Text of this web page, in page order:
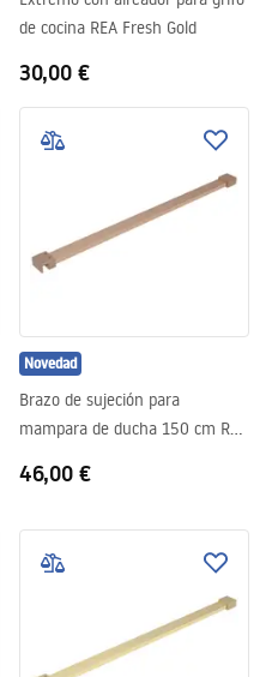
de cocina REA Fresh Gold
30,00 €
Novedad
Brazo de sujeción para
mampara de ducha 150 cm Rea
46,00 €